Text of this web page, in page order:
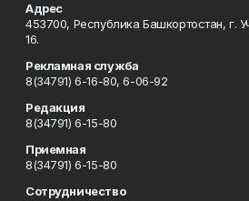
Адрес
453700, Республика Башкортостан, г.
16.
Рекламная служба
8(34791) 6-16-80, 6-06-92
Редакция
8(34791) 6-15-80
Приемная
8(34791) 6-15-80
Сотрудничество